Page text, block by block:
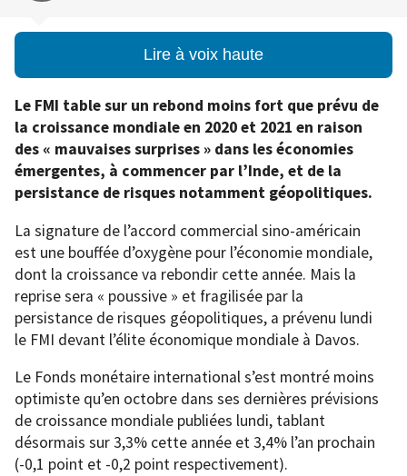
Lire à voix haute
Le FMI table sur un rebond moins fort que prévu de
la croissance mondiale en 2020 et 2021 en raison
des « mauvaises surprises » dans les économies
émergentes, à commencer par l’Inde, et de la
persistance de risques notamment géopolitiques.
La signature de l’accord commercial sino-américain
est une bouffée d’oxygène pour l’économie mondiale,
dont la croissance va rebondir cette année. Mais la
reprise sera « poussive » et fragilisée par la
persistance de risques géopolitiques, a prévenu lundi
le FMI devant l’élite économique mondiale à Davos.
Le Fonds monétaire international s’est montré moins
optimiste qu’en octobre dans ses dernières prévisions
de croissance mondiale publiées lundi, tablant
désormais sur 3,3% cette année et 3,4% l’an prochain
(-0,1 point et -0,2 point respectivement).